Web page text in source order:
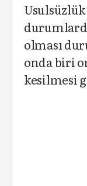
olması
onda biri
kesilmesi